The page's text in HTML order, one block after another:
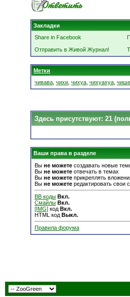
Закладки
Share in Facebook
Отправить в Живой Журнал!
Метки
чивава чихи чихуа чихуахуа
Здесь присутствуют: 21
Ваши права в разделе
Вы не можете создавать новые
Вы не можете отвечать в темах
Вы не можете прикреплять
Вы не можете редактировать свои
BB коды Вкл.
Смайлы Вкл.
[IMG] код Вкл.
HTML код Выкл.
Правила форума